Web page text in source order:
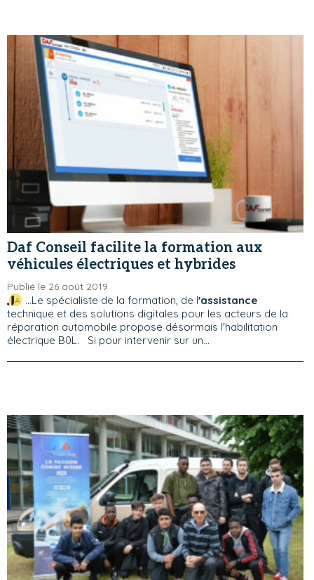
Daf Conseil facilite la formation aux
véhicules électriques et hybrides
Publié le 26 août 2019
...Le spécialiste de la formation, de l'assistance
technique et des solutions digitales pour les acteurs de la
réparation automobile propose désormais l'habilitation
électrique B0L. Si pour intervenir sur un...